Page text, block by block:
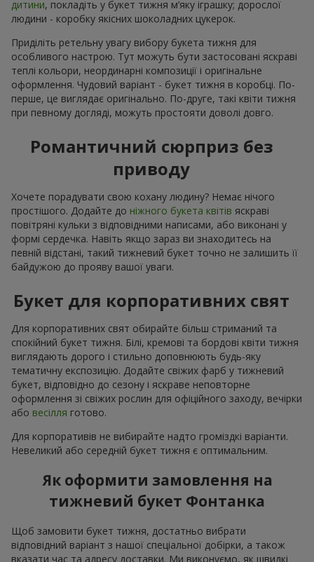
дитини, покладіть у букет тижня м’яку іграшку; дорослої
людини - коробку якісних шоколадних цукерок.
Приділіть ретельну увагу вибору букета тижня для
особливого настрою. Тут можуть бути застосовані яскраві
теплі кольори, неординарні композиції і оригінальне
оформлення. Чудовий варіант - букет тижня в коробці. По-
перше, це виглядає оригінально. По-друге, такі квіти тижня
при певному догляді, можуть простояти доволі довго.
Романтичний сюрприз без
приводу
Хочете порадувати свою кохану людину? Немає нічого
простішого. Додайте до ніжного букета квітів яскраві
повітряні кульки з відповідними написами, або виконані у
формі сердечка. Навіть якщо зараз ви знаходитесь на
певній відстані, такий тижневий букет точно не залишить її
байдужою до прояву вашої уваги.
Букет для корпоративних свят
Для корпоративних свят обирайте більш стриманий та
спокійний букет тижня. Білі, кремові та бордові квіти тижня
виглядають дорого і стильно доповнюють будь-яку
тематичну експозицію. Додайте свіжих фарб у тижневий
букет, відповідно до сезону і яскраве неповторне
оформлення зі свіжих рослин для офіційного заходу, вечірки
або весілля готово.
Для корпоративів не вибирайте надто громіздкі варіанти.
Невеликий або середній букет тижня є оптимальним.
Як оформити замовлення на
тижневий букет Фонтанка
Щоб замовити букет тижня, достатньо вибрати
відповідний варіант з нашої спеціальної добірки, а також
вказати час та адресу доставки. Ми виконуємо, як швидкі